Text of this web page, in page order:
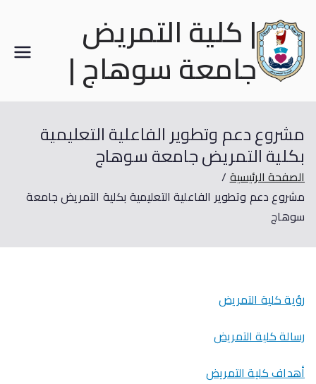
| كلية التمريض
جامعة سوهاج |
مشروع دعم وتطوير الفاعلية التعليمية
بكلية التمريض جامعة سوهاج
الصفحة الرئيسية
مشروع دعم وتطوير الفاعلية التعليمية بكلية التمريض جامعة
سوهاج
رؤية كلية التمريض
رسالة كلية التمريض
أهداف كلية التمريض